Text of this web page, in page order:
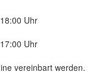
Uhr
Uhr
vereinbart werden.